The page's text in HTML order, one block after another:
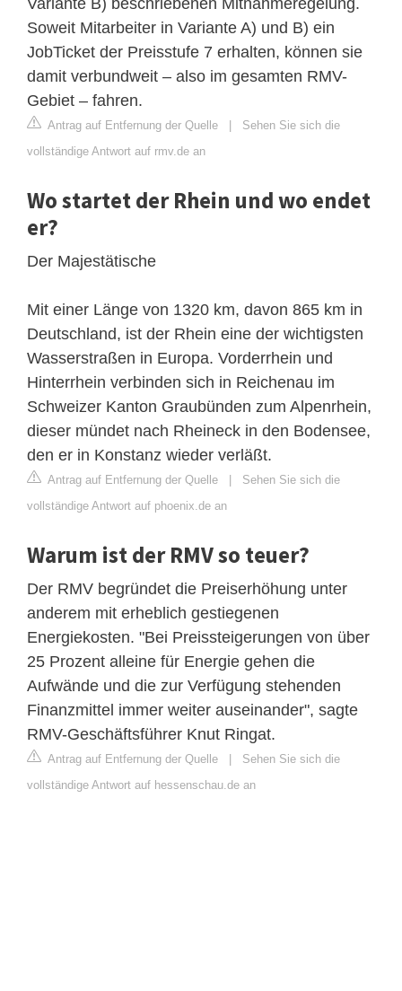
Soweit Mitarbeiter in Variante A) und B) ein
JobTicket der Preisstufe 7 erhalten, können sie
damit verbundweit – also im gesamten RMV-
Gebiet – fahren.
Antrag auf Entfernung der Quelle | Sehen Sie sich die
vollständige Antwort auf rmv.de an
Wo startet der Rhein und wo endet
er?
Der Majestätische
Mit einer Länge von 1320 km, davon 865 km in
Deutschland, ist der Rhein eine der wichtigsten
Wasserstraßen in Europa. Vorderrhein und
Hinterrhein verbinden sich in Reichenau im
Schweizer Kanton Graubünden zum Alpenrhein,
dieser mündet nach Rheineck in den Bodensee,
den er in Konstanz wieder verläßt.
Antrag auf Entfernung der Quelle | Sehen Sie sich die
vollständige Antwort auf phoenix.de an
Warum ist der RMV so teuer?
Der RMV begründet die Preiserhöhung unter
anderem mit erheblich gestiegenen
Energiekosten. "Bei Preissteigerungen von über
25 Prozent alleine für Energie gehen die
Aufwände und die zur Verfügung stehenden
Finanzmittel immer weiter auseinander", sagte
RMV-Geschäftsführer Knut Ringat.
Antrag auf Entfernung der Quelle | Sehen Sie sich die
vollständige Antwort auf hessenschau.de an